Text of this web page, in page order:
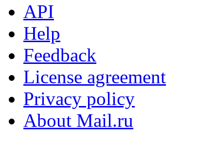
API
Help
Feedback
License agreement
Privacy policy
About Mail.ru